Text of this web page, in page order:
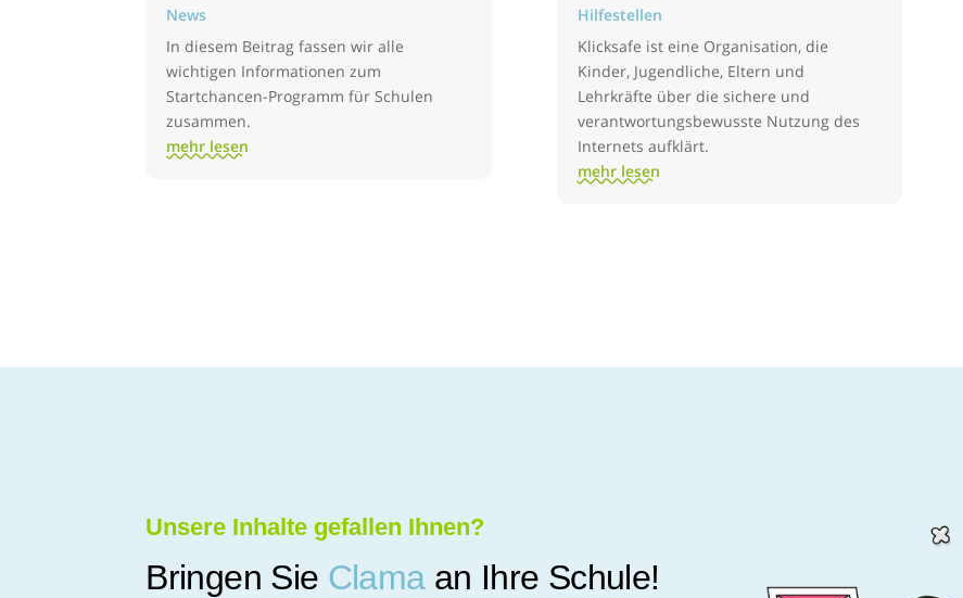
News
In diesem Beitrag fassen wir alle
wichtigen Informationen zum
Startchancen-Programm für Schulen
zusammen.
mehr lesen
Hilfestellen
Klicksafe ist eine Organisation, die
Kinder, Jugendliche, Eltern und
Lehrkräfte über die sichere und
verantwortungsbewusste Nutzung des
Internets aufklärt.
mehr lesen
Unsere Inhalte gefallen Ihnen?
Bringen Sie Clama an Ihre Schule!